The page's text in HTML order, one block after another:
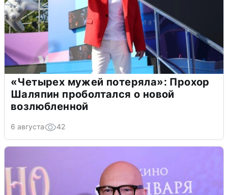
«Четырех мужей потеряла»: Прохор
Шаляпин проболтался о новой
возлюбленной
6 августа 42